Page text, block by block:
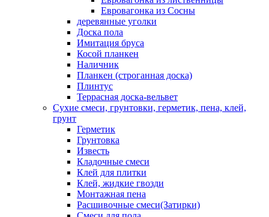
Евровагонка из Сосны
деревянные уголки
Доска пола
Имитация бруса
Косой планкен
Наличник
Планкен (строганная доска)
Плинтус
Террасная доска-вельвет
Сухие смеси, грунтовки, герметик, пена, клей,
грунт
Герметик
Грунтовка
Известь
Кладочные смеси
Клей для плитки
Клей, жидкие гвозди
Монтажная пена
Расшивочные смеси(Затирки)